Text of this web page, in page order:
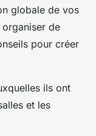
globale de vos
de
pour créer
ils ont
et les